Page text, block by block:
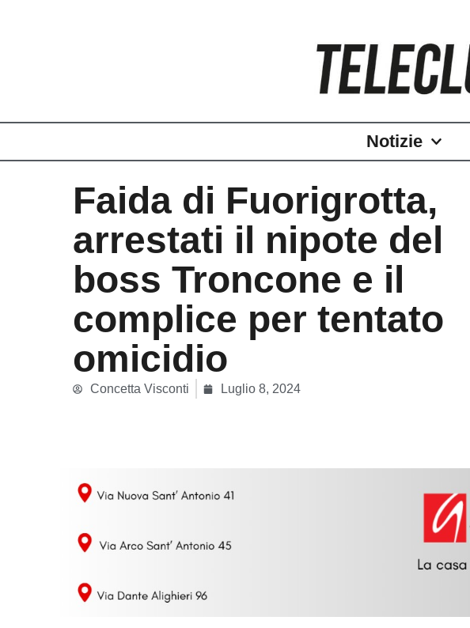
Notizie
Faida di Fuorigrotta,
arrestati il nipote del
boss Troncone e il
complice per tentato
omicidio
Concetta Visconti Luglio 8, 2024